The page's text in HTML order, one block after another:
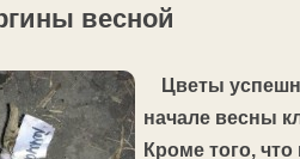
весной
Цветы
начале весны
Кроме того,